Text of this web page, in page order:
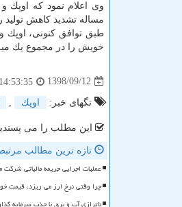
وی اعلام نمود كه
مساله تشدید كاهش
طبق توافق كنونی، اوپك
خویش را در مجموع یك میلیون و ۲۰۰ هزار بشكه
1398/09/12
14:53:35
تگهای خبر: اوپك
این مطلب را می
تازه ترین مطالب
عملیات اجرایی جریمه مالیاتی
چرا وقتی نرخ ارز می ریزد، قیمت
ناترازی آب و برق با جذب سرمایه